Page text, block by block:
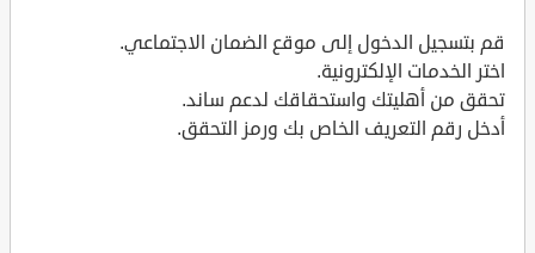
قم بتسجيل الدخول إلى موقع الضمان الاجتماعي.
اختر الخدمات الإلكترونية.
تحقق من أهليتك واستحقاقك لدعم ساند.
أدخل رقم التعريف الخاص بك ورمز التحقق.